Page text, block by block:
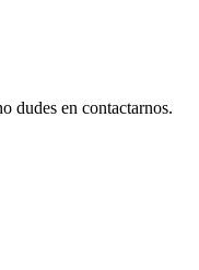
dudes en contactarnos.